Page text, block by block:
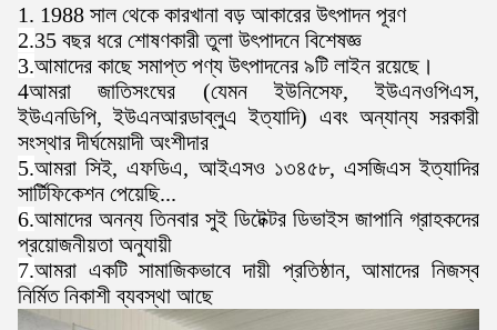
1. 1988 সাল থেকে কারখানা বড় আকারের উৎপাদন পূরণ
2.35 বছর ধরে শোষণকারী তুলা উৎপাদনে বিশেষজ্ঞ
3.আমাদের কাছে সমাপ্ত পণ্য উৎপাদনের ৯টি লাইন রয়েছে।
4আমরা জাতিসংঘের (যেমন ইউনিসেফ, ইউএনওপিএস,
ইউএনডিপি, ইউএনআরডাব্লুএ ইত্যাদি) এবং অন্যান্য সরকারী
সংস্থার দীর্ঘমেয়াদী অংশীদার
5.আমরা সিই, এফডিএ, আইএসও ১৩৪৫৮, এসজিএস ইত্যাদির
সার্টিফিকেশন পেয়েছি...
6.আমাদের অনন্য তিনবার সুই ডিটেক্টর ডিভাইস জাপানি গ্রাহকদের
প্রয়োজনীয়তা অনুযায়ী
7.আমরা একটি সামাজিকভাবে দায়ী প্রতিষ্ঠান, আমাদের নিজস্ব
নির্মিত নিকাশী ব্যবস্থা আছে